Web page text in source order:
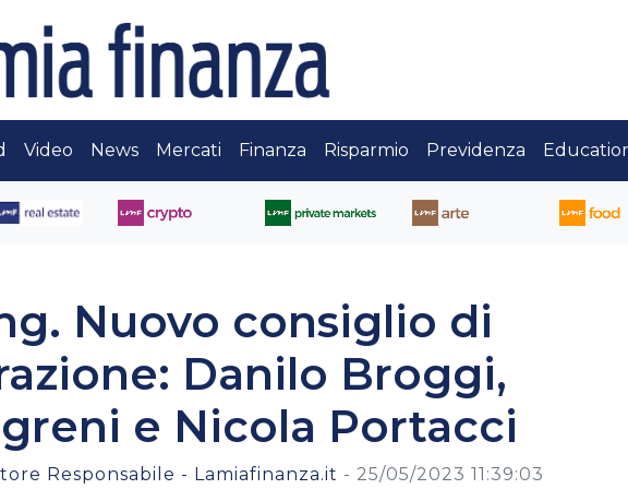
Video News Mercati Finanza Risparmio Previdenza
Nuovo consiglio di
Danilo Broggi,
e Nicola Portacci
Responsabile - Lamiafinanza.it - 25/05/2023 11:39:03